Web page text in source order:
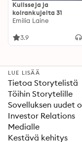
Kulisseja ja
koirankujeita 31
Emilia Laine
3.9
LUE LISÄÄ
Tietoa Storytelistä
Töihin Storytelille
Sovelluksen uudet
Investor Relations
Medialle
Kestävä kehitys